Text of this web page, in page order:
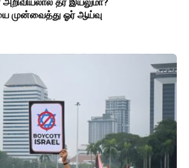
முன்வைத்து ஓர் ஆய்வு